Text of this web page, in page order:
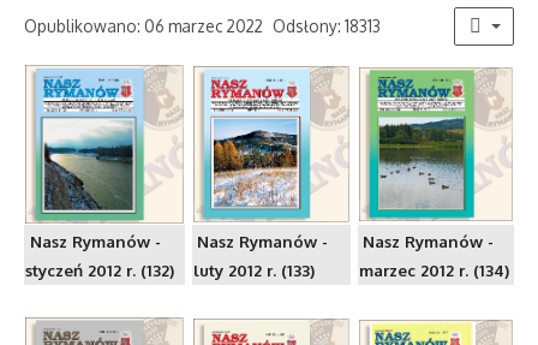
Opublikowano: 06 marzec 2022 Odsłony: 18313
Nasz Rymanów -
styczeń 2012 r. (132)
Nasz Rymanów -
luty 2012 r. (133)
Nasz Rymanów -
marzec 2012 r. (134)